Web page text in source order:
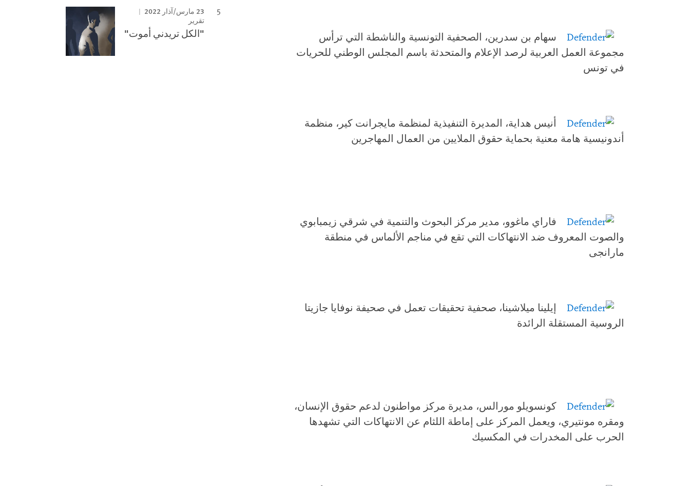
سهام بن سدرين، الصحفية التونسية والناشطة التي ترأس
مجموعة العمل العربية لرصد الإعلام والمتحدثة باسم المجلس الوطني للحريات
في تونس
أنيس هداية، المديرة التنفيذية لمنظمة مايجرانت كير، منظمة
أندونيسية هامة معنية بحماية حقوق الملايين من العمال المهاجرين
فاراي ماغوو، مدير مركز البحوث والتنمية في شرقي زيمبابوي
والصوت المعروف ضد الانتهاكات التي تقع في مناجم الألماس في منطقة
مارانجى
إيلينا ميلاشينا، صحفية تحقيقات تعمل في صحيفة نوفايا جازيتا
الروسية المستقلة الرائدة
كونسويلو مورالس، مديرة مركز مواطنون لدعم حقوق الإنسان،
ومقره مونتيري، ويعمل المركز على إماطة اللثام عن الانتهاكات التي تشهدها
الحرب على المخدرات في المكسيك
23 مارس/آذار 2022
تقرير
"الكل تريدني أموت"